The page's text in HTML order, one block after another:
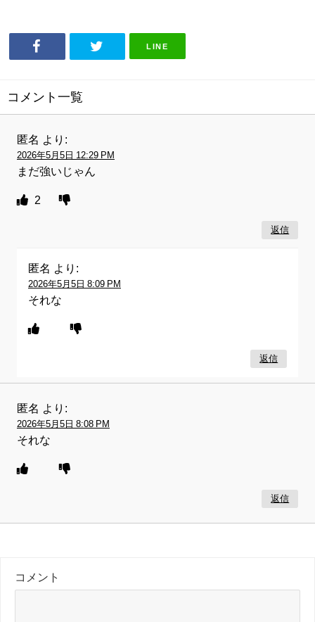
LINE
コメント一覧
匿名 より:
2026年5月5日 12:29 PM
まだ強いじゃん
2
返信
匿名 より:
2026年5月5日 8:09 PM
それな
返信
匿名 より:
2026年5月5日 8:08 PM
それな
返信
コメント